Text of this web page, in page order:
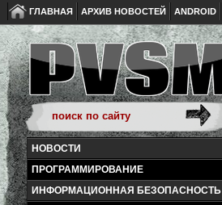
ГЛАВНАЯ АРХИВ НОВОСТЕЙ ANDROID
НОВОСТИ
ПРОГРАММИРОВАНИЕ
ИНФОРМАЦИОННАЯ БЕЗОПАСНОСТЬ